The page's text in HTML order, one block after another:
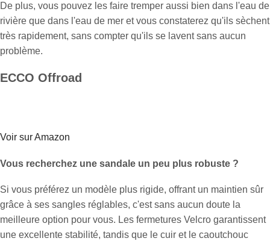
De plus, vous pouvez les faire tremper aussi bien dans l'eau de
rivière que dans l'eau de mer et vous constaterez qu'ils sèchent
très rapidement, sans compter qu'ils se lavent sans aucun
problème.
ECCO Offroad
Voir sur Amazon
Vous recherchez une sandale un peu plus robuste ?
Si vous préférez un modèle plus rigide, offrant un maintien sûr
grâce à ses sangles réglables, c'est sans aucun doute la
meilleure option pour vous. Les fermetures Velcro garantissent
une excellente stabilité, tandis que le cuir et le caoutchouc